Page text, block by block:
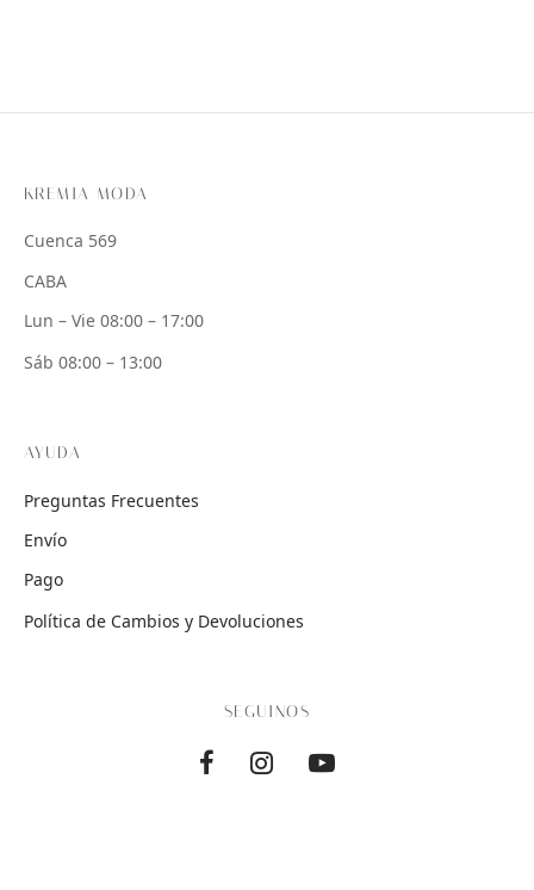
KREMIA MODA
Cuenca 569
CABA
Lun – Vie 08:00 – 17:00
Sáb 08:00 – 13:00
AYUDA
Preguntas Frecuentes
Envío
Pago
Política de Cambios y Devoluciones
SEGUINOS